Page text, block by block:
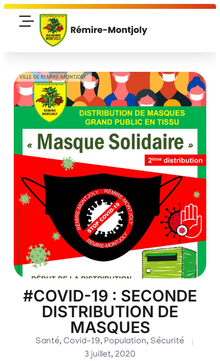
#COVID-19 : SECONDE
DISTRIBUTION DE
MASQUES
Santé, Covid-19, Population, Sécurité
3 juillet, 2020